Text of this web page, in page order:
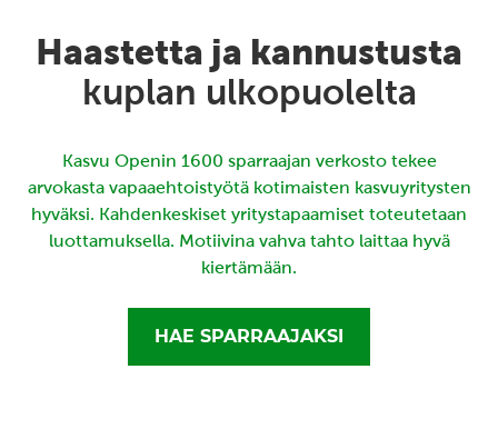
Haastetta ja kannustusta
kuplan ulkopuolelta
Kasvu Openin 1600 sparraajan verkosto tekee
arvokasta vapaaehtoistyötä kotimaisten kasvuyritysten
hyväksi. Kahdenkeskiset yritystapaamiset toteutetaan
luottamuksella. Motiivina vahva tahto laittaa hyvä
kiertämään.
HAE SPARRAAJAKSI